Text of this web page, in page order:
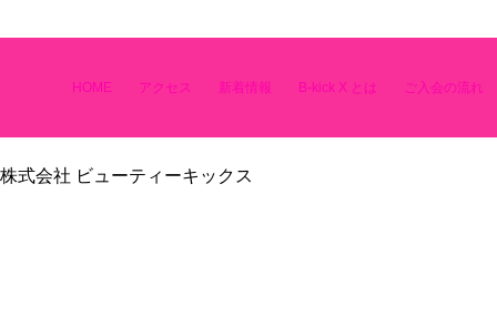
HOME アクセス 新着情報 B-kick X とは ご入会の流れ
株式会社 ビューティーキックス